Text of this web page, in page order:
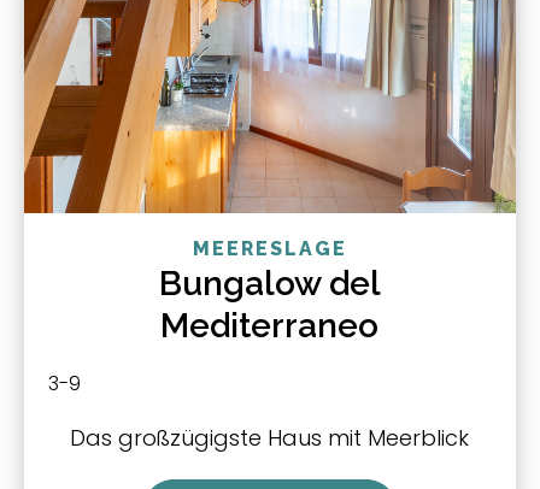
MEERESLAGE
Bungalow del
Mediterraneo
3-9
Das großzügigste Haus mit Meerblick